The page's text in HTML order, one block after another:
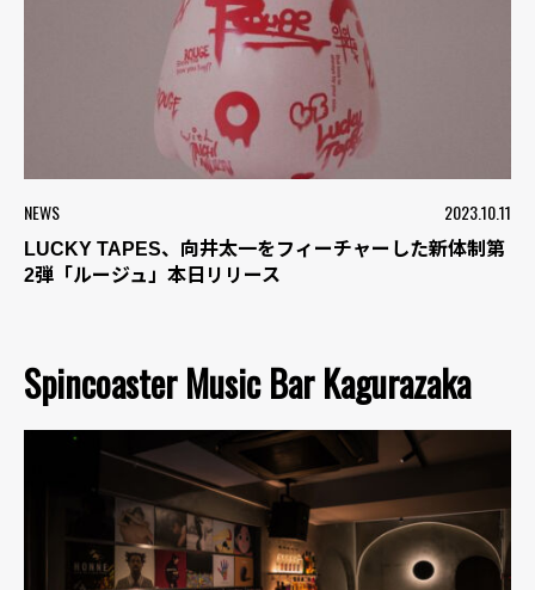
NEWS 2023.10.11
LUCKY TAPES、向井太一をフィーチャーした新体制第
2弾「ルージュ」本日リリース
Spincoaster Music Bar Kagurazaka